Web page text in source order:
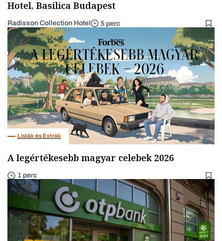
Hotel, Basilica Budapest
Radisson Collection Hotel 5 perc
Listák és Extrák
A legértékesebb magyar celebek 2026
1 perc